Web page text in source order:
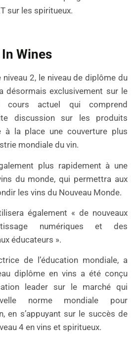
sur les spiritueux.
Wines
niveau 2, le niveau de diplôme du
désormais exclusivement sur le
cours actuel qui comprend
discussion sur les produits
à la place une couverture plus
mondiale du vin.
plus rapidement à une
du monde, qui permettra aux
les vins du Nouveau Monde.
également « de nouveaux
numériques et des
éducateurs ».
de l’éducation mondiale, a
diplôme en vins a été conçu
leader sur le marché qui
norme mondiale pour
en s’appuyant sur le succès de
4 en vins et spiritueux.